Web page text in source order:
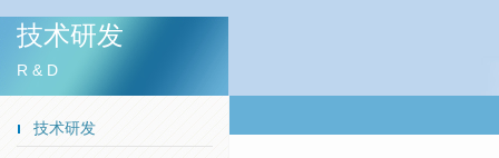
技术研发
R & D
技术研发